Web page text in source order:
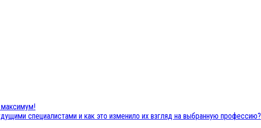
максимум!
специалистами и как это изменило их взгляд на выбранную профессию?